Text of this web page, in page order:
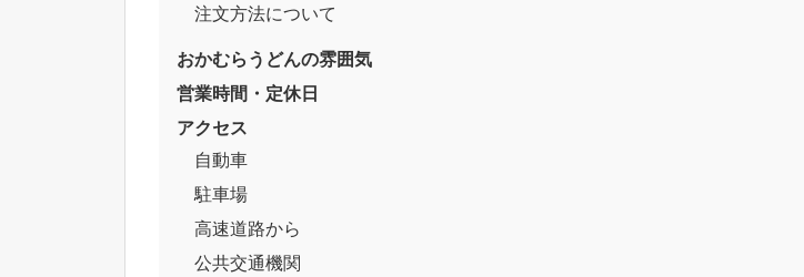
注文方法について
おかむらうどんの雰囲気
営業時間・定休日
アクセス
自動車
駐車場
高速道路から
公共交通機関